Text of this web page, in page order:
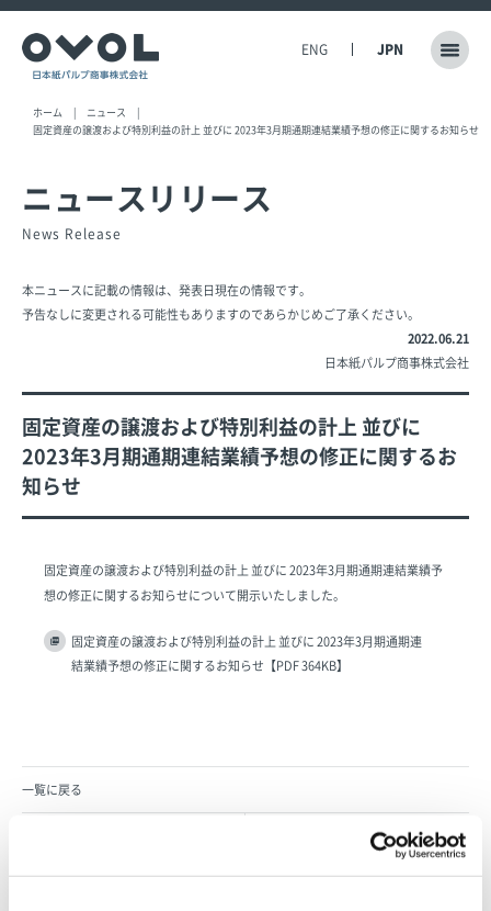
ENG JPN
ホーム
ニュース
固定資産の譲渡および特別利益の計上 並びに 2023年3月期通期連結業績予想の修正に関するお知らせ
ニュースリリース
News Release
本ニュースに記載の情報は、発表日現在の情報です。
予告なしに変更される可能性もありますのであらかじめご了承ください。
2022.06.21
日本紙パルプ商事株式会社
固定資産の譲渡および特別利益の計上 並びに
2023年3月期通期連結業績予想の修正に関するお
知らせ
固定資産の譲渡および特別利益の計上 並びに 2023年3月期通期連結業績予
想の修正に関するお知らせについて開示いたしました。
固定資産の譲渡および特別利益の計上 並びに 2023年3月期通期連
結業績予想の修正に関するお知らせ【PDF 364KB】
一覧に戻る
ニュースリリース